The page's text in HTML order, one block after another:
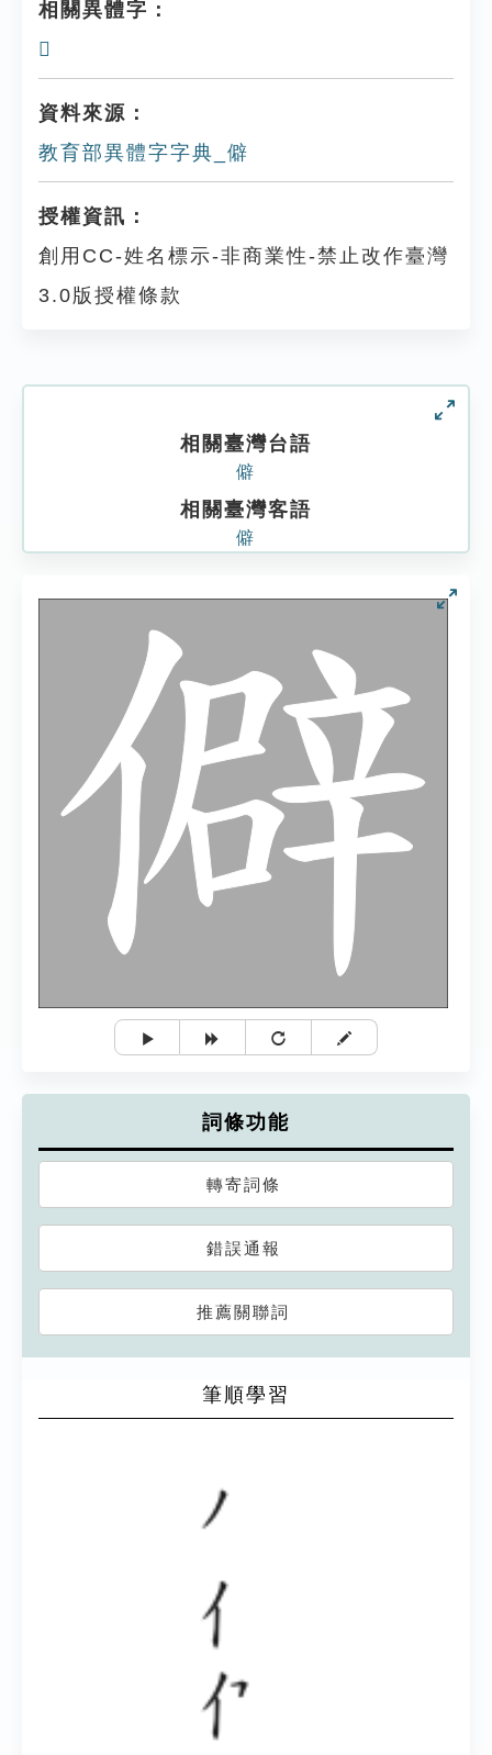
相關異體字：
𠒱
資料來源：
教育部異體字字典_僻
授權資訊：
創用CC-姓名標示-非商業性-禁止改作臺灣
3.0版授權條款
相關臺灣台語
僻
相關臺灣客語
僻
詞條功能
轉寄詞條
錯誤通報
推薦關聯詞
筆順學習